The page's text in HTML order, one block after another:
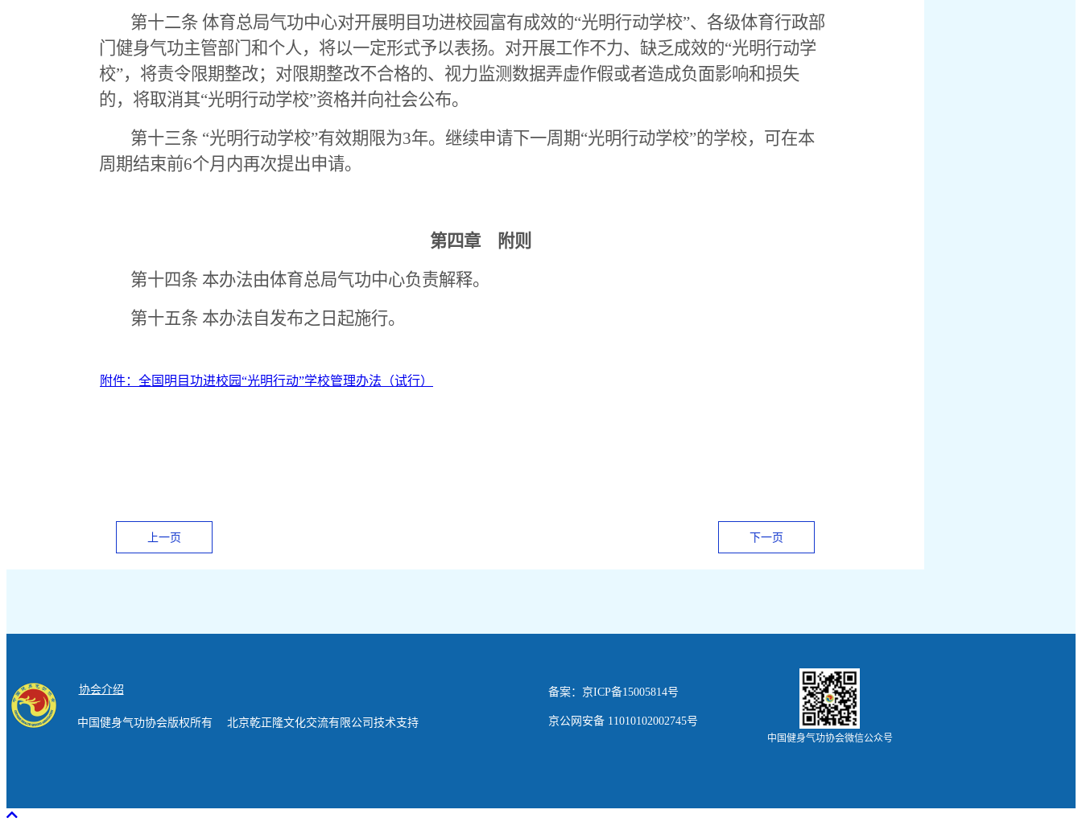
第十二条 体育总局气功中心对开展明目功进校园富有成效的“光明行动学校”、各级体育行政部
门健身气功主管部门和个人，将以一定形式予以表扬。对开展工作不力、缺乏成效的“光明行动学
校”，将责令限期整改；对限期整改不合格的、视力监测数据弄虚作假或者造成负面影响和损失
的，将取消其“光明行动学校”资格并向社会公布。
第十三条 “光明行动学校”有效期限为3年。继续申请下一周期“光明行动学校”的学校，可在本
周期结束前6个月内再次提出申请。
第四章 附则
第十四条 本办法由体育总局气功中心负责解释。
第十五条 本办法自发布之日起施行。
附件：全国明目功进校园“光明行动”学校管理办法（试行）
上一页 下一页
协会介绍
中国健身气功协会版权所有 北京乾正隆文化交流有限公司技术支持
备案：京ICP备15005814号
京公网安备 11010102002745号
中国健身气功协会微信公众号